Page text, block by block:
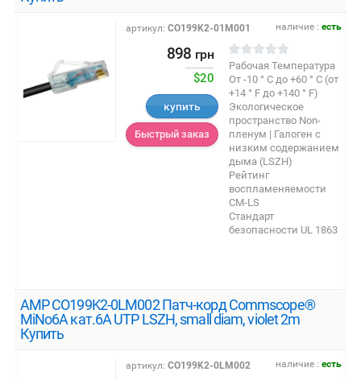
наличие :есть
артикул: CO199K2-01M001
898 грн
$20
купить
Быстрый заказ
Рабочая Температура
От -10 ° C до +60 ° C (от
+14 ° F до +140 ° F)
Экологическое
пространство Non-
пленум | Галоген с
низким содержанием
дыма (LSZH)
Рейтинг
воспламеняемости
CM-LS
Стандарт
безопасности UL 1863
AMP CO199K2-0LM002 Патч-корд Commscope®
MiNo6A кат.6A UTP LSZH, small diam, violet 2m
Купить
наличие :есть
артикул: CO199K2-0LM002